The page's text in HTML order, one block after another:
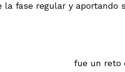
la fase regular y aportando
fue un reto